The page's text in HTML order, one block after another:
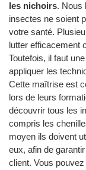
les nichoirs. Nous
insectes ne soient
votre santé.
lutter efficacement
Toutefois, il faut
appliquer les
Cette maîtrise est
lors de leurs
découvrir tous les
compris les
moyen ils doivent
eux, afin de
client. Vous